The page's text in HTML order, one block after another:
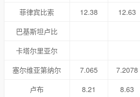
菲律宾比索
12.38 12.63
巴基斯坦卢比
卡塔尔里亚尔
塞尔维亚第纳尔
7.065 7.2078
卢布
8.21 8.63